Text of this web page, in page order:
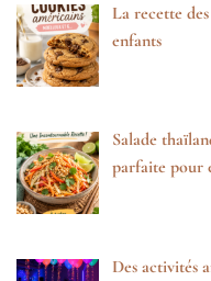
La recette
enfants
Salade
parfaite pour
Des activités